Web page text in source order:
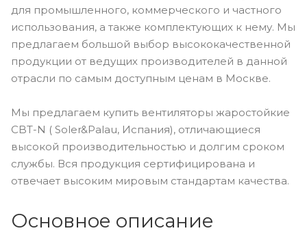
для промышленного, коммерческого и частного
использования, а также комплектующих к нему. Мы
предлагаем большой выбор высококачественной
продукции от ведущих производителей в данной
отрасли по самым доступным ценам в Москве.
Мы предлагаем купить вентиляторы жаростойкие
CBT-N ( Soler&Palau, Испания), отличающиеся
высокой производительностью и долгим сроком
службы. Вся продукция сертифицирована и
отвечает высоким мировым стандартам качества.
Основное описание